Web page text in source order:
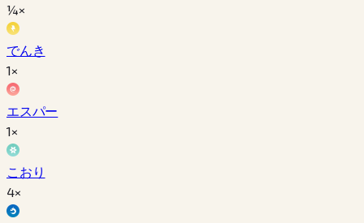
¼×
でんき
1×
エスパー
1×
こおり
4×